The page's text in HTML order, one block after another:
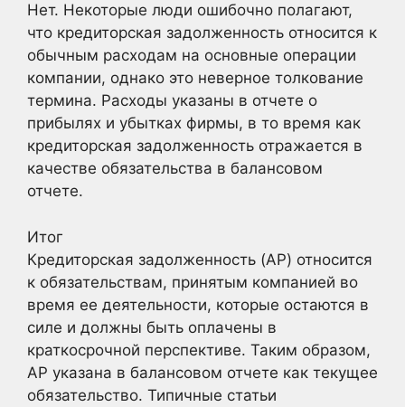
Нет. Некоторые люди ошибочно полагают,
что кредиторская задолженность относится к
обычным расходам на основные операции
компании, однако это неверное толкование
термина. Расходы указаны в отчете о
прибылях и убытках фирмы, в то время как
кредиторская задолженность отражается в
качестве обязательства в балансовом
отчете.
Итог
Кредиторская задолженность (AP) относится
к обязательствам, принятым компанией во
время ее деятельности, которые остаются в
силе и должны быть оплачены в
краткосрочной перспективе. Таким образом,
AP указана в балансовом отчете как текущее
обязательство. Типичные статьи